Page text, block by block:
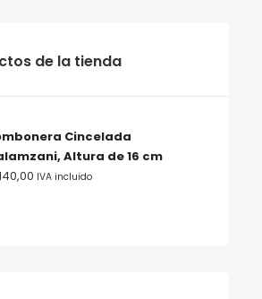
‫‪de‬‬ ‫‪la‬‬ ‫‪tienda‬‬
Cincelada
Altura de 16 cm
IVA incluido